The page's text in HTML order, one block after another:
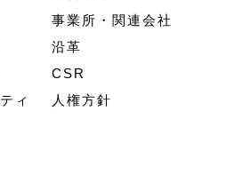
事業所・関連会社
沿革
CSR
ィ
人権方針